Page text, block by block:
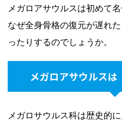
メガロアサウルスは初めて
なぜ全身骨格の復元が遅れ
ったりするのでしょうか。
メガロアサウルスは
メガロサウルス科は歴史的に